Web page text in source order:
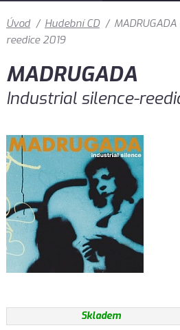
Úvod / Hudební CD /
reedice 2019
MADRUGADA
Industrial silence-
Skladem